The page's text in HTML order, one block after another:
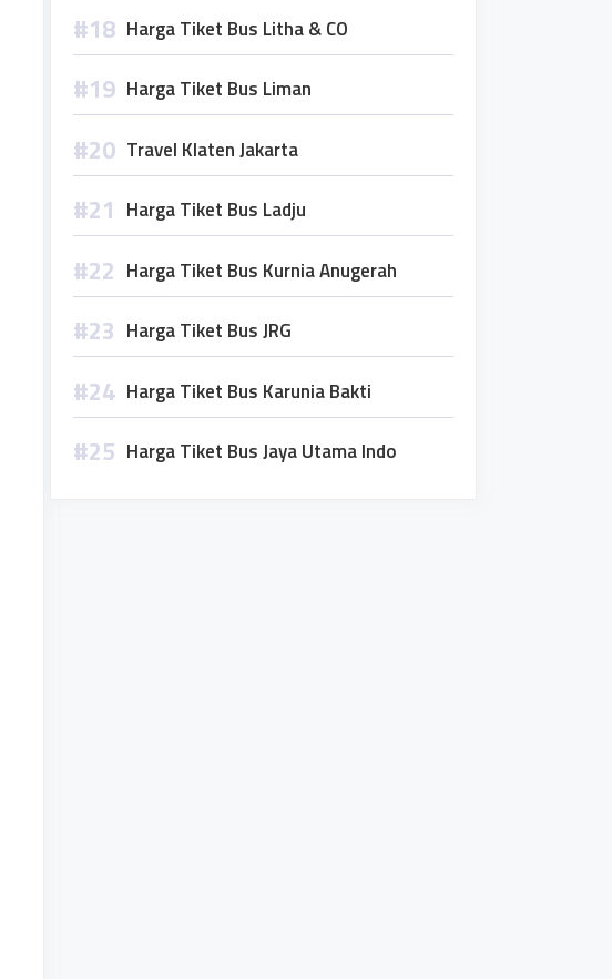
Harga Tiket Bus Litha & CO
Harga Tiket Bus Liman
Travel Klaten Jakarta
Harga Tiket Bus Ladju
Harga Tiket Bus Kurnia Anugerah
Harga Tiket Bus JRG
Harga Tiket Bus Karunia Bakti
Harga Tiket Bus Jaya Utama Indo